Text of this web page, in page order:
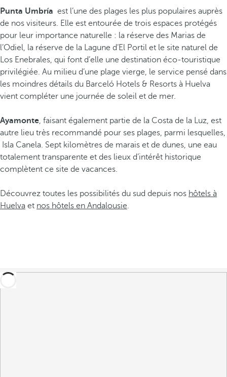
Punta Umbría est l’une des plages les plus populaires auprès
de nos visiteurs. Elle est entourée de trois espaces protégés
pour leur importance naturelle : la réserve des Marias de
l’Odiel, la réserve de la Lagune d’El Portil et le site naturel de
Los Enebrales, qui font d’elle une destination éco-touristique
privilégiée. Au milieu d’une plage vierge, le service pensé dans
les moindres détails du Barceló Hotels & Resorts à Huelva
vient compléter une journée de soleil et de mer.
Ayamonte, faisant également partie de la Costa de la Luz, est
autre lieu très recommandé pour ses plages, parmi lesquelles,
Isla Canela. Sept kilomètres de marais et de dunes, une eau
totalement transparente et des lieux d’intérêt historique
complètent ce site de vacances.
Découvrez toutes les possibilités du sud depuis nos hôtels à
Huelva et nos hôtels en Andalousie.